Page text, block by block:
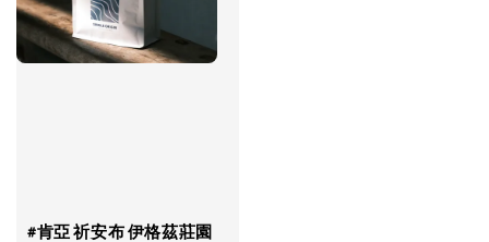
#肯亞 祈安布 伊格茲莊園